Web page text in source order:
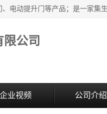
公司
企业视频 公司介绍